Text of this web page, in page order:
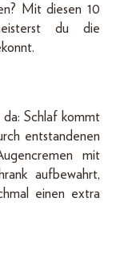
Mit diesen 10
du die
da: Schlaf kommt
entstandenen
mit
aufbewahrt,
einen extra